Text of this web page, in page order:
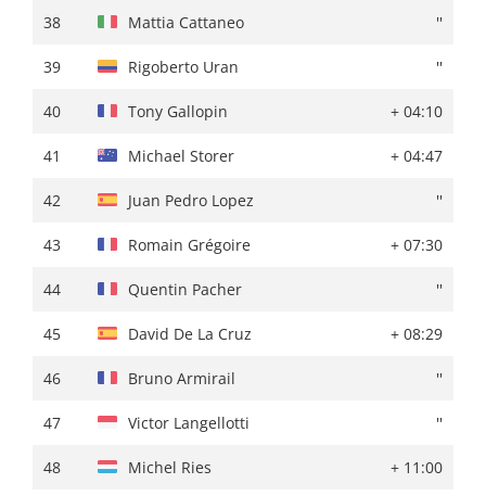
38 Mattia Cattaneo ''
39 Rigoberto Uran ''
40 Tony Gallopin + 04:10
41 Michael Storer + 04:47
42 Juan Pedro Lopez ''
43 Romain Grégoire + 07:30
44 Quentin Pacher ''
45 David De La Cruz + 08:29
46 Bruno Armirail ''
47 Victor Langellotti ''
48 Michel Ries + 11:00
38 Florian Stork + 16:03
39 Marc Hirschi + 16:20
40 Tony Gallopin + 17:31
41 Gorka Izagirre + 18:25
42 Laurens Huys + 19:42
43 Bauke Mollema + 24:11
44 Michael Storer + 24:28
45 Gotzon Martín + 25:15
46 Odd Christian Eiking + 26:44
47 Rémy Rochas + 26:56
48 Jonathan Castroviejo + 27:30